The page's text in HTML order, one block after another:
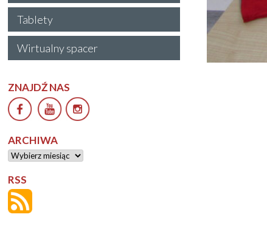
Tablety
Wirtualny spacer
ZNAJDŹ NAS
ARCHIWA
Archiwa
RSS